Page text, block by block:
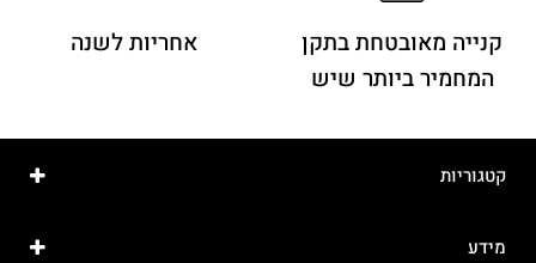
קנייה מאובטחת בתקן
המחמיר ביותר שיש
אחריות לשנה
קטגוריות
מידע